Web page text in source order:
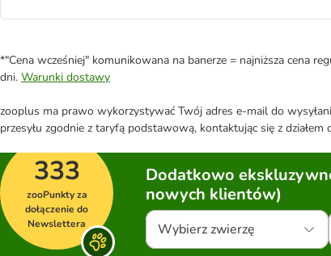
*"Cena wcześniej" komunikowana na banerze = najniższa cena
dni. Warunki dostawy
zooplus ma prawo wykorzystywać Twój adres e-mail do
przesyłu zgodnie z taryfą podstawową, kontaktując się z
333
zooPunkty za
dołączenie do
Newslettera
Dodatkowo
nowych klientów)
Wybierz zwierzę